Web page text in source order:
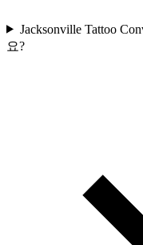
Jacksonville Tattoo
요?